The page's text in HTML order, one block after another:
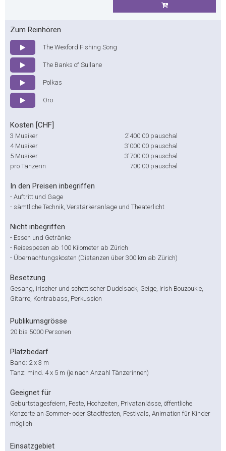
Zum Reinhören
The Wexford Fishing Song
The Banks of Sullane
Polkas
Oro
Kosten [CHF]
3 Musiker 2'400.00 pauschal
4 Musiker
3'000.00 pauschal
5 Musiker
3'700.00 pauschal
pro Tänzerin
700.00 pauschal
In den Preisen inbegriffen
- Auftritt und Gage
- sämtliche Technik, Verstärkeranlage und Theaterlicht
Nicht inbegriffen
- Essen und Getränke
- Reisespesen ab 100 Kilometer ab Zürich
- Übernachtungskosten (Distanzen über 300 km ab Zürich)
Besetzung
Gesang, irischer und schottischer Dudelsack, Geige, Irish Bouzoukie,
Gitarre, Kontrabass, Perkussion
Publikumsgrösse
20 bis 5000 Personen
Platzbedarf
Band: 2 x 3 m
Tanz: mind. 4 x 5 m (je nach Anzahl Tänzerinnen)
Geeignet für
Geburtstagesfeiern, Feste, Hochzeiten, Privatanlässe, öffentliche
Konzerte an Sommer- oder Stadtfesten, Festivals, Animation für Kinder
möglich
Einsatzgebiet